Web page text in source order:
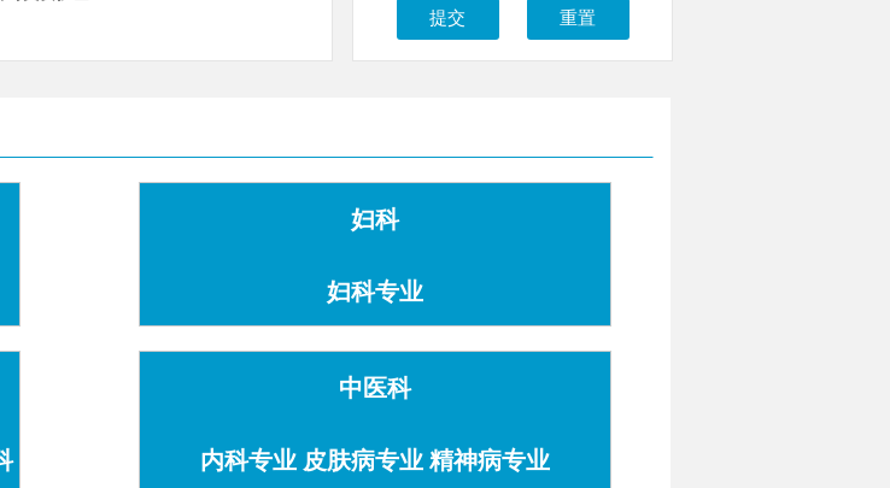
妇科
妇科专业
中医科
内科专业 皮肤病专业 精神病专业